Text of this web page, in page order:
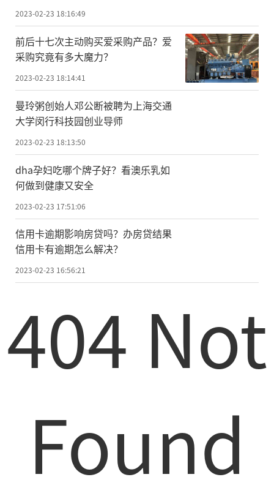
2023-02-23 18:16:49
前后十七次主动购买爱采购产品？爱
采购究竟有多大魔力？
2023-02-23 18:14:41
曼玲粥创始人邓公断被聘为上海交通
大学闵行科技园创业导师
2023-02-23 18:13:50
dha孕妇吃哪个牌子好？看澳乐乳如
何做到健康又安全
2023-02-23 17:51:06
信用卡逾期影响房贷吗？办房贷结果
信用卡有逾期怎么解决？
2023-02-23 16:56:21
404 Not
Found